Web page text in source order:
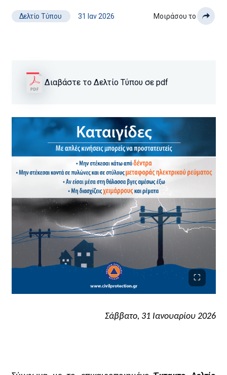
Δελτίο Τύπου 31 Ιαν 2026 Μοιράσου το
Διαβάστε το Δελτίο Τύπου σε pdf
Σάββατο, 31 Ιανουαρίου 2026